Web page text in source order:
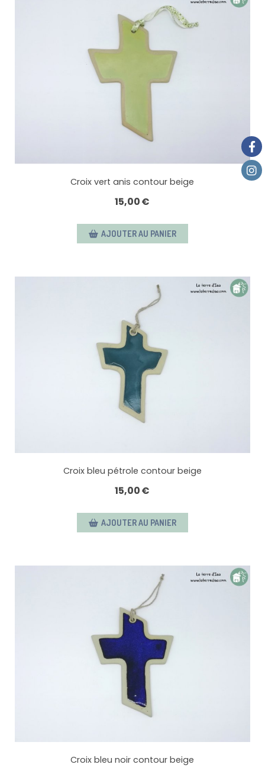
Croix vert anis contour beige
15,00€
AJOUTER AU PANIER
Croix bleu pétrole contour beige
15,00€
AJOUTER AU PANIER
Croix bleu noir contour beige